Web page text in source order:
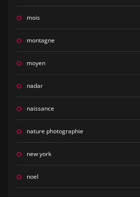
mois
montagne
moyen
nadar
naissance
nature photographie
new york
noel